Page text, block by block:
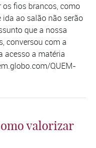
fios brancos, como
ao salão não serão
que a nossa
conversou com a
acesso a matéria
QUEM-
valorizar